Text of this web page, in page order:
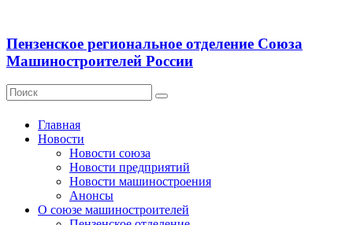
Пензенское региональное отделение Союза
Машиностроителей России
Главная
Новости
Новости союза
Новости предприятий
Новости машиностроения
Анонсы
О союзе машиностроителей